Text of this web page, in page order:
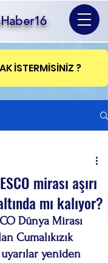
İSTERMİSİNİZ ?
mirası aşırı
mı kalıyor?
Dünya Mirası
Cumalıkızık
yeniden